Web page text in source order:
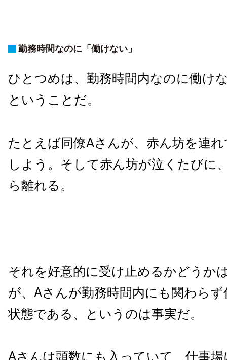
勤務時間なのに「働けない」
ひとつめは、勤務時間内なのに働け
ということだ。
たとえば同僚Aさんが、赤ん坊を連
しよう。そして赤ん坊が泣くたびに
ら離れる。
それを好意的に受け止めるかどうか
が、Aさんが勤務時間内にも関わら
状態である、というのは事実だ。
Aさんは頭数にも入っていて、仕事